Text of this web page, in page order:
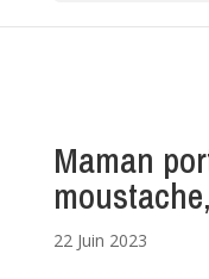
Maman
22 Juin 2023